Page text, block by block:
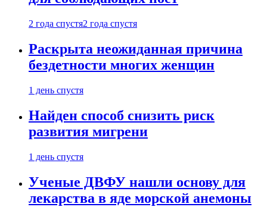
2 года спустя2 года спустя
Раскрыта неожиданная причина
бездетности многих женщин
1 день спустя
Найден способ снизить риск
развития мигрени
1 день спустя
Ученые ДВФУ нашли основу для
лекарства в яде морской анемоны